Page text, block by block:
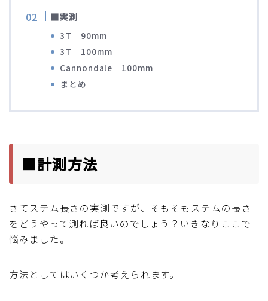
ブルベ装備
ディスクブレーキ
Di2関連
ブルべレポート2025
ブルベレポート2022
ブルベレポート2020
■実測
3T 90mm
3T 100mm
Cannondale 100mm
まとめ
■計測方法
さてステム長さの実測ですが、そもそもステムの長さ
をどうやって測れば良いのでしょう？いきなりここで
悩みました。
方法としてはいくつか考えられます。